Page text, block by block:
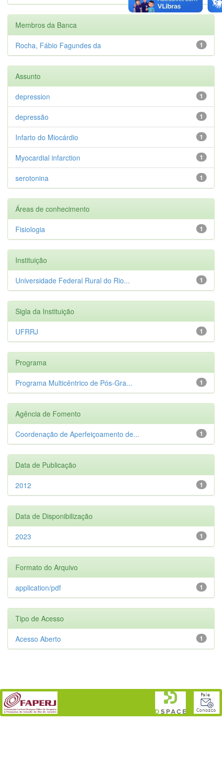
Membros da Banca
1
Rocha, Fábio Fagundes da
Assunto
1
depression
1
depressão
1
Infarto do Miocárdio
1
Myocardial infarction
1
serotonina
Áreas de conhecimento
1
Fisiologia
Instituição
1
Universidade Federal Rural do Rio...
Sigla da Instituição
1
UFRRJ
Programa
1
Programa Multicêntrico de Pós-Gra...
Agência de Fomento
1
Coordenação de Aperfeiçoamento de...
Data de Publicação
1
2012
Data de Disponibilização
1
2023
Formato do Arquivo
1
application/pdf
Tipo de Acesso
1
Acesso Aberto